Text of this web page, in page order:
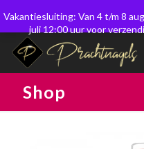
Shop
Vakantiesluiting: Van 4 t/m 8
juli 12:00 uur voor